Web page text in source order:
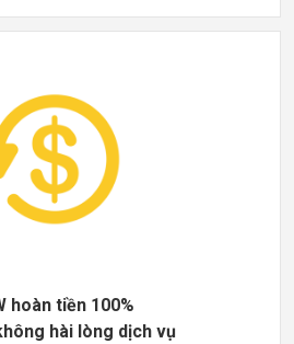
hoàn tiền 100%
hài lòng dịch vụ